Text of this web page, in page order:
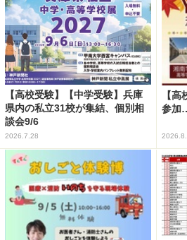
【高校受験】【中学受験】兵庫
県内の私立31校が集結、個別相
談会9/6
2026.7.28
【
参加